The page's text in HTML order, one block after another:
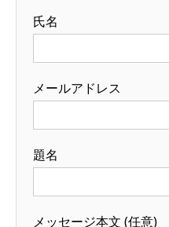
氏名
メールアドレス
題名
メッセージ本文 (任意)